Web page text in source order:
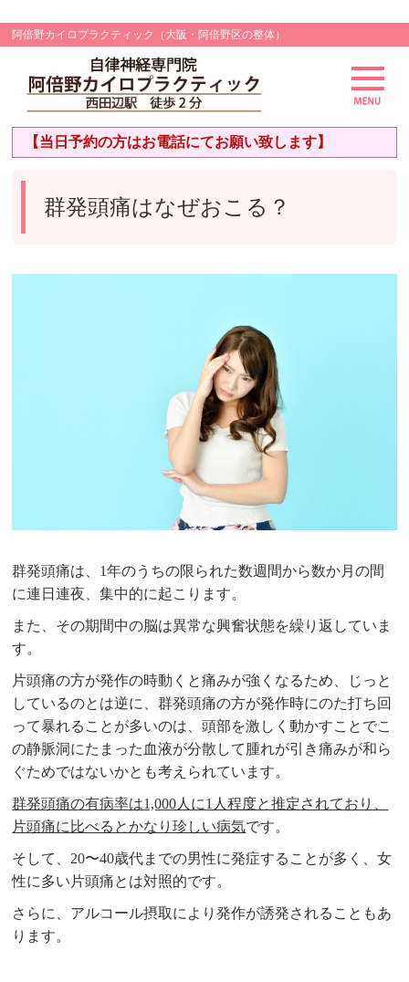
阿倍野カイロプラクティック（大阪・阿倍野区の整体）
【当日予約の方はお電話にてお願い致します】
群発頭痛はなぜおこる？
群発頭痛は、1年のうちの限られた数週間から数か月の間
に連日連夜、集中的に起こります。
また、その期間中の脳は異常な興奮状態を繰り返していま
す。
片頭痛の方が発作の時動くと痛みが強くなるため、じっと
しているのとは逆に、群発頭痛の方が発作時にのた打ち回
って暴れることが多いのは、頭部を激しく動かすことでこ
の静脈洞にたまった血液が分散して腫れが引き痛みが和ら
ぐためではないかとも考えられています。
群発頭痛の有病率は1,000人に1人程度と推定されており、
片頭痛に比べるとかなり珍しい病気です。
そして、20〜40歳代までの男性に発症することが多く、女
性に多い片頭痛とは対照的です。
さらに、アルコール摂取により発作が誘発されることもあ
ります。